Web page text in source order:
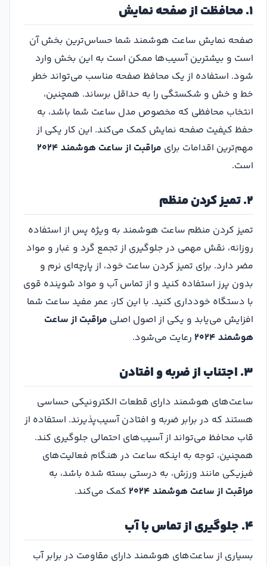
۱. محافظت از صفحه نمایش
صفحه نمایش ساعت هوشمند شما حساس‌ترین بخش آن
است و بیشترین آسیب‌ها ممکن است به این بخش وارد
شود. استفاده از یک محافظ صفحه مناسب می‌تواند خطر
خط و خش و شکستگی را به حداقل برساند. همچنین،
انتخاب محافظی که مخصوص مدل ساعت شما باشد، به
حفظ کیفیت صفحه نمایش کمک می‌کند. این کار یکی از
مهم‌ترین اقدامات برای مراقبت از ساعت هوشمند ۲۰۲۴
است.
۲. تمیز کردن منظم
تمیز کردن منظم ساعت هوشمند به ویژه پس از استفاده
روزانه، نقش مهمی در جلوگیری از تجمع گرد و غبار و مواد
مضر دارد. برای تمیز کردن ساعت خود، از پارچه‌ای نرم و
بدون پرز استفاده کنید و از تماس آب و مواد شوینده قوی
با دستگاه خودداری کنید. با این کار، عمر مفید ساعت شما
افزایش می‌یابد و یکی از اصول اصلی مراقبت از ساعت
هوشمند ۲۰۲۴
رعایت می‌شود.
۳. اجتناب از ضربه و افتادن
ساعت‌های هوشمند دارای قطعات الکترونیکی حساسی
هستند که در برابر ضربه و افتادن آسیب‌پذیرند. استفاده از
قاب محافظ می‌تواند از آسیب‌های احتمالی جلوگیری کند.
همچنین، توجه به اینکه ساعت در هنگام فعالیت‌های
فیزیکی مانند ورزش، به درستی بسته شده باشد، به
مراقبت از ساعت هوشمند ۲۰۲۴
کمک می‌کند.
۴. جلوگیری از تماس با آب
بسیاری از ساعت‌های هوشمند دارای مقاومت در برابر آب